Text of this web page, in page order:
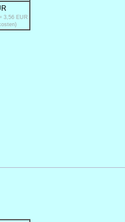
3,56 EUR